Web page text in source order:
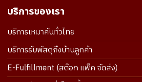
บริการของเรา
บริการเหมาคันทั่วไทย
บริการรับพัสดุถึงบ้านลูกค้า
E-Fulfillment (สต๊อก แพ็ค จัดส่ง)